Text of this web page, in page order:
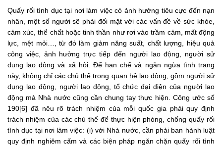
Quấy rối tình dục tại nơi làm việc có ảnh hưởng tiêu cực đến nạn
nhân, một số người sẽ phải đối mặt với các vấn đề về sức khỏe,
cảm xúc, thể chất hoặc tinh thần như rơi vào trầm cảm, mất động
lực, mệt mỏi…, từ đó làm giảm năng suất, chất lượng, hiệu quả
công việc, ảnh hưởng trực tiếp đến người lao động, người sử
dụng lao động và xã hội. Để hạn chế và ngăn ngừa tình trạng
này, không chỉ các chủ thể trong quan hệ lao động, gồm người sử
dụng lao động, người lao động, tổ chức đại diện của người lao
động mà Nhà nước cũng cần chung tay thực hiện. Công ước số
190[6] đã nêu rõ trách nhiệm của mỗi quốc gia phải quy định
trách nhiệm của các chủ thể để thực hiện phòng, chống quấy rối
tình dục tại nơi làm việc: (i) với Nhà nước, cần phải ban hành luật
quy định nghiêm cấm và các biện pháp ngăn chặn quấy rối tình